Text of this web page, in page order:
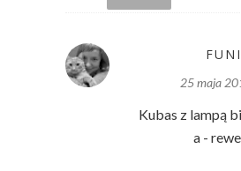
25 maja
Kubas z lampą
a -